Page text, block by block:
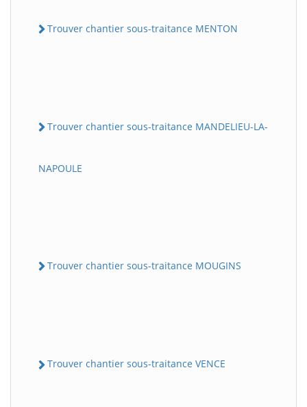
Trouver chantier sous-traitance MENTON
Trouver chantier sous-traitance MANDELIEU-LA-
NAPOULE
Trouver chantier sous-traitance MOUGINS
Trouver chantier sous-traitance VENCE